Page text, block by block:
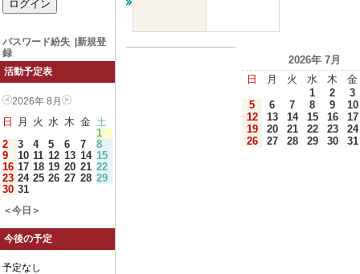
パスワード紛失
新規登
録
活動予定表
2026年 8月
日 月 火 水 木 金 土
1
2
3 4 5 6 7
8
9
10 11 12 13 14 15
16 17 18 19 20 21 22
23 24 25 26 27 28 29
30 31
＜今日＞
今後の予定
予定なし
2026年 7月
日
月 火 水 木
金
1
2
3
5
6 7 8 9
10
12
13 14 15 16
17
19
20 21 22 23
24
26
27 28 29 30 31